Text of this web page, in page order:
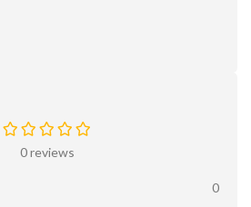
0 reviews
0